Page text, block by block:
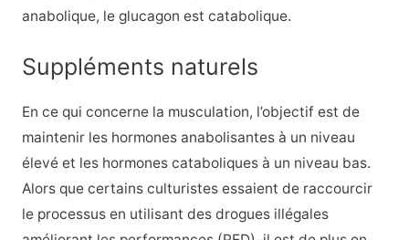
anabolique, le glucagon est catabolique.
Suppléments naturels
En ce qui concerne la musculation, l’objectif est de
maintenir les hormones anabolisantes à un niveau
élevé et les hormones cataboliques à un niveau bas.
Alors que certains culturistes essaient de raccourcir
le processus en utilisant des drogues illégales